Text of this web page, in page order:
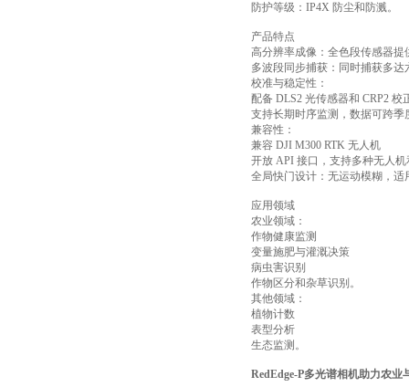
防护等级：IP4X 防尘和防溅。
产品特点
高分辨率成像：全色段传感器提
多波段同步捕获：同时捕获多
校准与稳定性：
配备 DLS2 光传感器和 CRP2 校
支持长期时序监测，数据可跨季
兼容性：
兼容 DJI M300 RTK 无人机
开放 API 接口，支持多种无人
全局快门设计：无运动模糊，适
应用领域
农业领域：
作物健康监测
变量施肥与灌溉决策
病虫害识别
作物区分和杂草识别。
其他领域：
植物计数
表型分析
生态监测。
RedEdge‑P多光谱相机助力农业